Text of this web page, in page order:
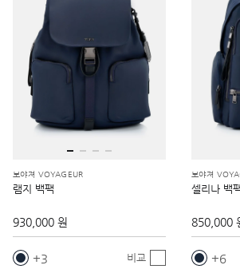
보야져 VOYAGEUR
램지 백팩
930,000 원
3 비교
보야져
셀리나 백
850,000
6